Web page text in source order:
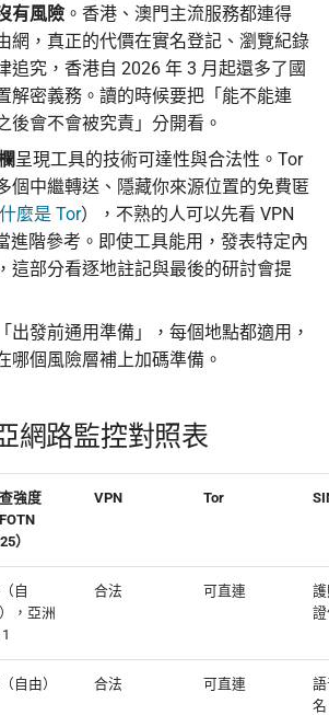
避免資料
品牌素材
有風險 。香港、澳門主流服務都連得
網，真正的代價在實名登記、瀏覽紀錄
追究，香港自 2026 年 3 月起還多了國
解密義務。讀的時候要把「能不能連
後會不會被究責」分開看。
呈現工具的技術可達性與合法性。Tor
個中繼轉送、隱藏你來源位置的免費匿
什麼是 Tor），不熟的人可以先看 VPN
進階參考。即使工具能用，發表特定內
這部分看逐地註記與最後的研討會提
出發前通用準備」，每個地點都適用，
哪個風險層補上加碼準備。
網路監控對照表
強度
FOTN
）
VPN Tor
自
，亞洲
合法 可直連
自由） 合法 可直連